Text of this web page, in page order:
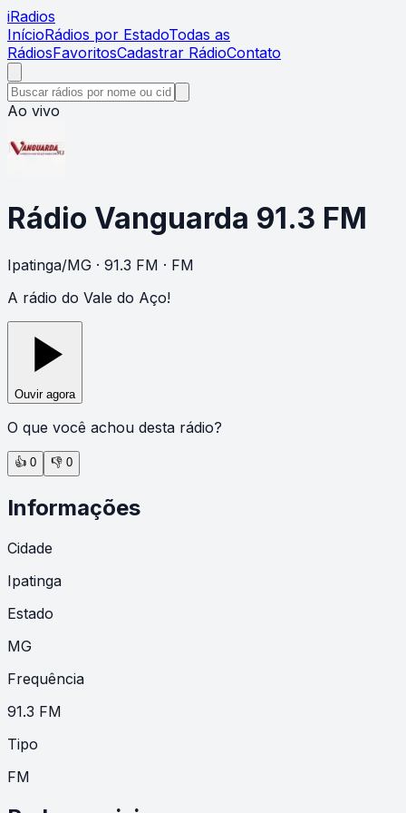
iRadios
InícioRádios por EstadoTodas as
RádiosFavoritosCadastrar RádioContato
Ao vivo
Rádio Vanguarda 91.3 FM
Ipatinga/MG · 91.3 FM · FM
A rádio do Vale do Aço!
Ouvir agora
O que você achou desta rádio?
👍 0 👎 0
Informações
Cidade
Ipatinga
Estado
MG
Frequência
91.3 FM
Tipo
FM